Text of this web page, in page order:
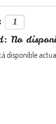
No
disponible